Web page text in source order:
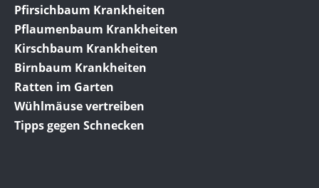
Pfirsichbaum Krankheiten
Pflaumenbaum Krankheiten
Kirschbaum Krankheiten
Birnbaum Krankheiten
Ratten im Garten
Wühlmäuse vertreiben
Tipps gegen Schnecken